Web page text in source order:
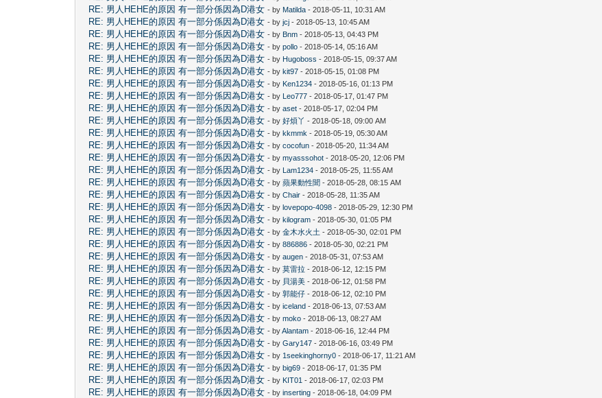
RE: 男人HEHE的原因 有一部分係因為D港女 - by Matilda - 2018-05-11, 10:31 AM
RE: 男人HEHE的原因 有一部分係因為D港女 - byjcj - 2018-05-13, 10:45 AM
RE: 男人HEHE的原因 有一部分係因為D港女 - by Bnm - 2018-05-13, 04:43 PM
RE: 男人HEHE的原因 有一部分係因為D港女 - bypollo - 2018-05-14, 05:16 AM
RE: 男人HEHE的原因 有一部分係因為D港女 - by Hugoboss - 2018-05-15, 09:37 AM
RE: 男人HEHE的原因 有一部分係因為D港女 - bykit97 - 2018-05-15, 01:08 PM
RE: 男人HEHE的原因 有一部分係因為D港女 - by Ken1234 - 2018-05-16, 01:13 PM
RE: 男人HEHE的原因 有一部分係因為D港女 - by Leo777 - 2018-05-17, 01:47 PM
RE: 男人HEHE的原因 有一部分係因為D港女 - byaset - 2018-05-17, 02:04 PM
RE: 男人HEHE的原因 有一部分係因為D港女 - by好煩丫 - 2018-05-18, 09:00 AM
RE: 男人HEHE的原因 有一部分係因為D港女 - bykkmmk - 2018-05-19, 05:30 AM
RE: 男人HEHE的原因 有一部分係因為D港女 - bycocofun - 2018-05-20, 11:34 AM
RE: 男人HEHE的原因 有一部分係因為D港女 - bymyasssohot - 2018-05-20, 12:06 PM
RE: 男人HEHE的原因 有一部分係因為D港女 - by Lam1234 - 2018-05-25, 11:55 AM
RE: 男人HEHE的原因 有一部分係因為D港女 - by蘋果動性聞 - 2018-05-28, 08:15 AM
RE: 男人HEHE的原因 有一部分係因為D港女 - byChair - 2018-05-28, 11:35 AM
RE: 男人HEHE的原因 有一部分係因為D港女 - bylovepopo-4098 - 2018-05-29, 12:30 PM
RE: 男人HEHE的原因 有一部分係因為D港女 - bykilogram - 2018-05-30, 01:05 PM
RE: 男人HEHE的原因 有一部分係因為D港女 - by金木水火土 - 2018-05-30, 02:01 PM
RE: 男人HEHE的原因 有一部分係因為D港女 - by886886 - 2018-05-30, 02:21 PM
RE: 男人HEHE的原因 有一部分係因為D港女 - byaugen - 2018-05-31, 07:53 AM
RE: 男人HEHE的原因 有一部分係因為D港女 - by莫雷拉 - 2018-06-12, 12:15 PM
RE: 男人HEHE的原因 有一部分係因為D港女 - by 貝湯美 - 2018-06-12, 01:58 PM
RE: 男人HEHE的原因 有一部分係因為D港女 - by郭能仔 - 2018-06-12, 02:10 PM
RE: 男人HEHE的原因 有一部分係因為D港女 - byiceland - 2018-06-13, 07:53 AM
RE: 男人HEHE的原因 有一部分係因為D港女 - bymoko - 2018-06-13, 08:27 AM
RE: 男人HEHE的原因 有一部分係因為D港女 - byAlantam - 2018-06-16, 12:44 PM
RE: 男人HEHE的原因 有一部分係因為D港女 - byGary147 - 2018-06-16, 03:49 PM
RE: 男人HEHE的原因 有一部分係因為D港女 - by 1seekinghorny0 - 2018-06-17, 11:21 AM
RE: 男人HEHE的原因 有一部分係因為D港女 - bybig69 - 2018-06-17, 01:35 PM
RE: 男人HEHE的原因 有一部分係因為D港女 - by KIT01 - 2018-06-17, 02:03 PM
RE: 男人HEHE的原因 有一部分係因為D港女 - byinserting - 2018-06-18, 04:09 PM